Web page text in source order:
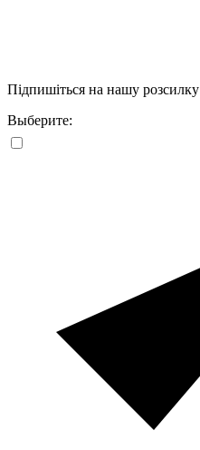
Підпишіться на нашу розсилку
Выберите: